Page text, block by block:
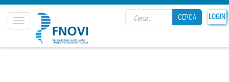
25
LOGIN
CERCA
Toggle
navigation